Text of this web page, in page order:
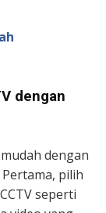
dengan
dengan
pilih
seperti